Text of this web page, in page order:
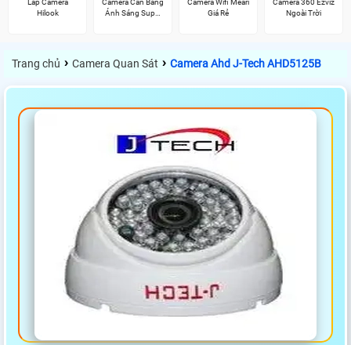
Lắp Camera
Hilook
Camera Cân Bằng
Ánh Sáng Super
Camera Wifi Meari
Giá Rẻ
Camera 360 Ezviz
Ngoài Trời
Trang chủ › Camera Quan Sát › Camera Ahd J-Tech AHD5125B